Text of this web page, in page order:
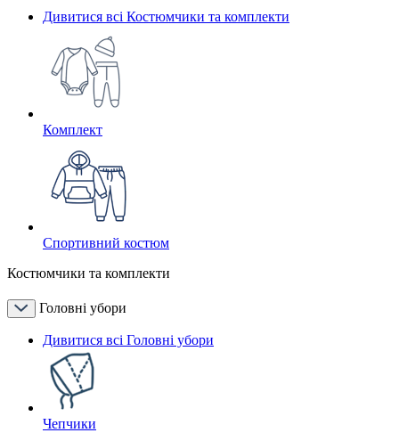
Дивитися всі Костюмчики та комплекти
Комплект
Спортивний костюм
Костюмчики та комплекти
Головні убори
Дивитися всі Головні убори
Чепчики